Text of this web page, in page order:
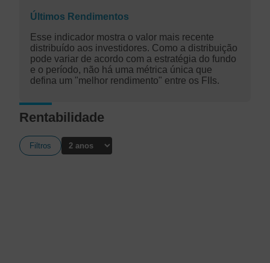
Últimos Rendimentos
Esse indicador mostra o valor mais recente
distribuído aos investidores. Como a distribuição
pode variar de acordo com a estratégia do fundo
e o período, não há uma métrica única que
defina um "melhor rendimento" entre os FIIs.
Rentabilidade
Filtros